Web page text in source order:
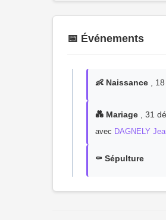
📅 Événements
👶 Naissance ,
💑 Mariage , 31
avec DAGNELY
⚰️ Sépulture